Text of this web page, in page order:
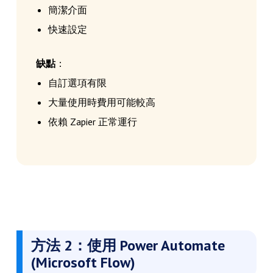
簡潔介面
快速設定
缺點：
自訂選項有限
大量使用時費用可能較高
依賴 Zapier 正常運行
方法 2：使用 Power Automate
(Microsoft Flow)